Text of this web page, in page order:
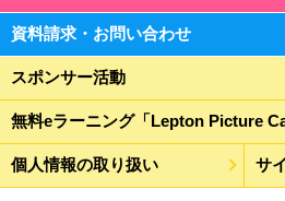
資料請求・お問い合わせ
スポンサー活動
無料eラーニング「Lepton Picture
個人情報の取り扱い サ